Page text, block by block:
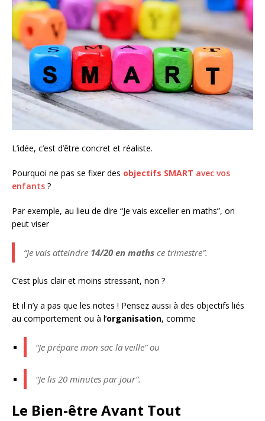
L’idée, c’est d’être concret et réaliste.
Pourquoi ne pas se fixer des objectifs SMART avec vos
enfants ?
Par exemple, au lieu de dire “Je vais exceller en maths”, on
peut viser
“Je vais atteindre 14/20 en maths ce trimestre”.
C’est plus clair et moins stressant, non ?
Et il n’y a pas que les notes ! Pensez aussi à des objectifs liés
au comportement ou à l’organisation, comme
“Je prépare mon sac la veille” ou
“Je lis 20 minutes par jour”.
Le Bien-être Avant Tout